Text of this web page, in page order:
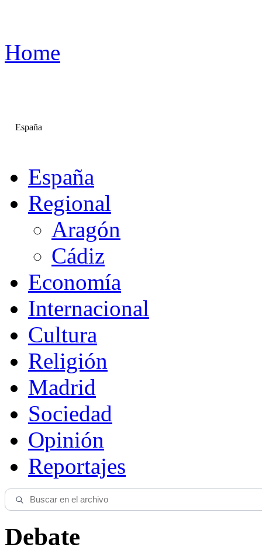
Home
España
España
Regional
Aragón
Cádiz
Economía
Internacional
Cultura
Religión
Madrid
Sociedad
Opinión
Reportajes
Debate